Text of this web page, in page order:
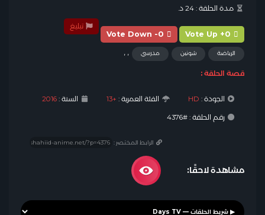
مدة الحلقة :24 د.
Vote Up +0
Vote Down -0
تبليغ
الرياضة شونين مدرسي
قصة الحلقة :
الجودة : HD الفئة العمرية : +13 السنة :2016
رقم الحلقة : #4376
الرابط المختصر :
مشاهدة لاحقًا: